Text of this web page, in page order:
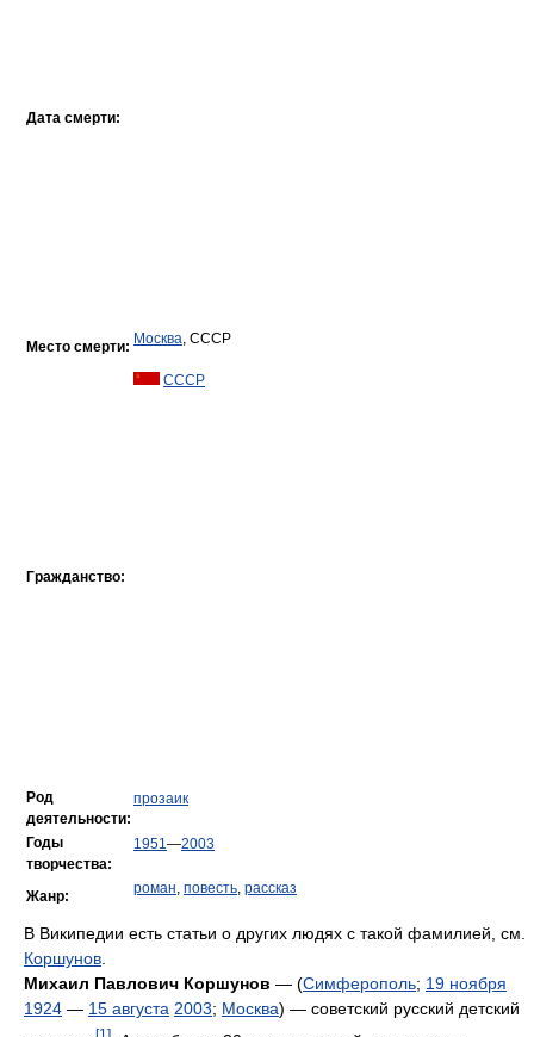
Дата смерти:
Место смерти: Москва, СССР
Гражданство:
СССР
Род
деятельности:
прозаик
Годы
творчества:
1951—2003
Жанр: роман, повесть, рассказ
В Википедии есть статьи о других людях с такой фамилией, см.
Коршунов
Михаил Павлович Коршунов — (Симферополь; 19 ноября
1924 — 15 августа 2003; Москва) — советский русский детский